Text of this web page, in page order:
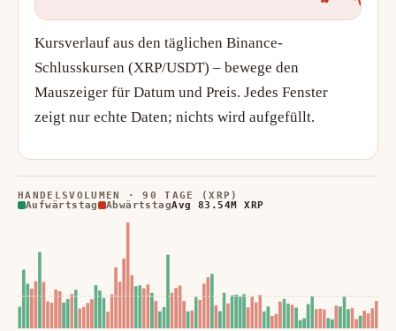
Kursverlauf aus den täglichen Binance-
Schlusskursen (XRP/USDT) – bewege den
Mauszeiger für Datum und Preis. Jedes Fenster
zeigt nur echte Daten; nichts wird aufgefüllt.
HANDELSVOLUMEN · 90 TAGE (XRP)
Aufwärtstag
AbwärtstagAvg 83.54M XRP